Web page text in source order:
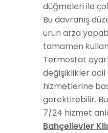
düğmeleri ile
Bu davranış
ürün arza
tamamen
Termostat
değişiklikler
hizmetlerine
gerektirebilir.
7/24 hizmet
Bahçelievler